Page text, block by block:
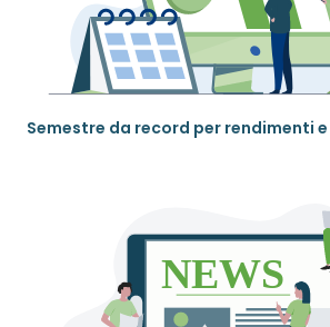
Semestre da record per rendimenti